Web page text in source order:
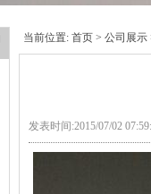
当前位置: 首页 > 公司展示
发表时间:2015/07/02